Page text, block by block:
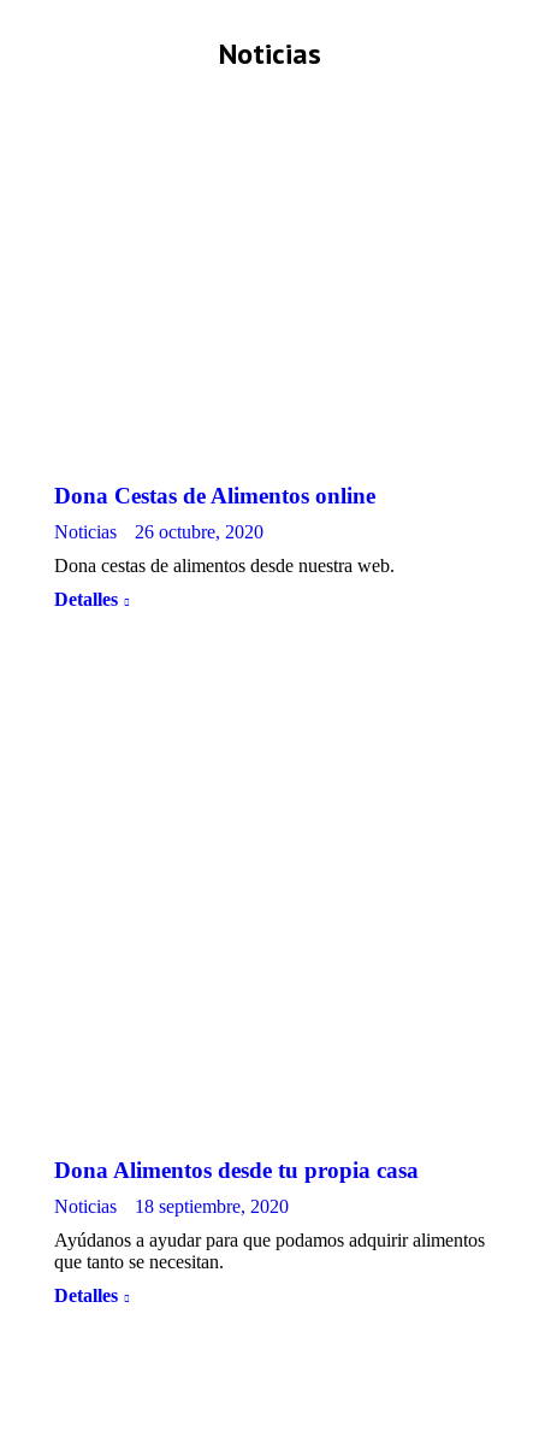
Noticias
Dona Cestas de Alimentos online
Noticias
26 octubre, 2020
Dona cestas de alimentos desde nuestra web.
Detalles
Dona Alimentos desde tu propia casa
Noticias
18 septiembre, 2020
Ayúdanos a ayudar para que podamos adquirir alimentos
que tanto se necesitan.
Detalles